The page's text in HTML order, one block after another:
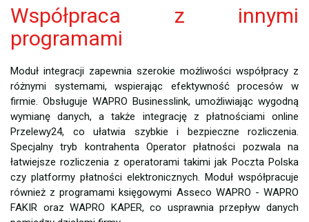
Współpraca z innymi
programami
Moduł integracji zapewnia szerokie możliwości współpracy z
różnymi systemami, wspierając efektywność procesów w
firmie. Obsługuje WAPRO Businesslink, umożliwiając wygodną
wymianę danych, a także integrację z płatnościami online
Przelewy24, co ułatwia szybkie i bezpieczne rozliczenia.
Specjalny tryb kontrahenta Operator płatności pozwala na
łatwiejsze rozliczenia z operatorami takimi jak Poczta Polska
czy platformy płatności elektronicznych. Moduł współpracuje
również z programami księgowymi Asseco WAPRO - WAPRO
FAKIR oraz WAPRO KAPER, co usprawnia przepływ danych